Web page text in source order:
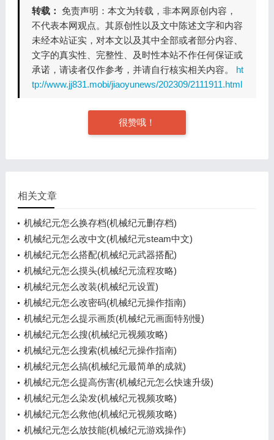
转载： 免责声明：本文为转载，非本网原创内容，
不代表本网观点。其原创性以及文中陈述文字和内容
未经本站证实，对本文以及其中全部或者部分内容、
文字的真实性、完整性、及时性本站不作任何保证或
承诺，请读者仅作参考，并请自行核实相关内容。 ht
tp://www.jj831.mobi/jiaoyunews/202309/2111911.html
很赞哦！
相关文章
机械纪元怎么换存档(机械纪元删存档)
机械纪元怎么改中文(机械纪元steam中文)
机械纪元怎么搭配(机械纪元武器搭配)
机械纪元怎么摸头(机械纪元流程攻略)
机械纪元怎么改装(机械纪元设置)
机械纪元怎么改密码(机械纪元操作指南)
机械纪元怎么提示画质(机械纪元画面特别慢)
机械纪元怎么搜(机械纪元视频攻略)
机械纪元怎么搜索(机械纪元操作指南)
机械纪元怎么搞(机械纪元最简单的成就)
机械纪元怎么提高伤害(机械纪元怎么快速升级)
机械纪元怎么染发(机械纪元视频攻略)
机械纪元怎么救他(机械纪元视频攻略)
机械纪元怎么放技能(机械纪元游戏操作)